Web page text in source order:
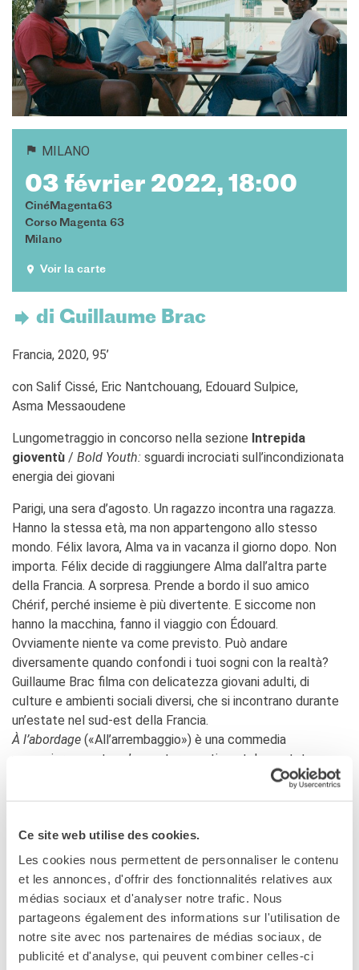
Ce site web utilise des cookies.
Les cookies nous permettent de personnaliser le contenu
et les annonces, d'offrir des fonctionnalités relatives aux
médias sociaux et d'analyser notre trafic. Nous
partageons également des informations sur l'utilisation de
notre site avec nos partenaires de médias sociaux, de
publicité et d'analyse, qui peuvent combiner celles-ci
Cours pour les écoles
Cours entreprises
Informazioni utili: Calendario
e CGV
Cours de théâtre
DIPLÔMES ET TESTS
SERVICES DE
TRADUCTION
Culturethèque
CINEMA
Coopération éducative
Séjours linguistiques en
France
PARTENARIATS
Louer nos espaces
QUI SOMMES-NOUS ?
Contatti
L'Institut français Italia
Où sommes nous ?
Notre équipe
Notre charte qualité
La Carte Institut français
Milano
Offres d'emplois/stages
Autres institutions
françaises
RECHERCHER
MILANO
03 février 2022, 18:00
CinéMagenta63
Corso Magenta 63
Milano
Voir la carte
di Guillaume Brac
Francia, 2020, 95’
con Salif Cissé, Eric Nantchouang, Edouard Sulpice,
Asma Messaoudene
Lungometraggio in concorso nella sezione Intrepida
gioventù / Bold Youth: sguardi incrociati sull’incondizionata
energia dei giovani
Parigi, una sera d’agosto. Un ragazzo incontra una ragazza.
Hanno la stessa età, ma non appartengono allo stesso
mondo. Félix lavora, Alma va in vacanza il giorno dopo. Non
importa. Félix decide di raggiungere Alma dall’altra parte
della Francia. A sorpresa. Prende a bordo il suo amico
Chérif, perché insieme è più divertente. E siccome non
hanno la macchina, fanno il viaggio con Édouard.
Ovviamente niente va come previsto. Può andare
diversamente quando confondi i tuoi sogni con la realtà?
Guillaume Brac filma con delicatezza giovani adulti, di
culture e ambienti sociali diversi, che si incontrano durante
un’estate nel sud-est della Francia.
À l’abordage («All’arrembaggio») è una commedia
vacanziera quanto un’avventura sentimentale, portata
avanti da un gruppo di instancabili giovani attori.
Pleaseaccept marketing-cookiesto watch this video.